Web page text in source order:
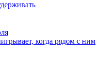
когда рядом с ним